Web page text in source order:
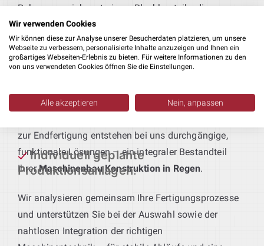
Rahmen – wir konstruieren Blechbauteile, die
passgenau an Ihre Fertigungsabläufe und
Qualitätsstandards angepasst sind.
Technik für maßgeschneiderte
Sie geben das Produkt vor – wir liefern die passende
zur Endfertigung entstehen bei uns durchgängige,
funktionale Lösungen – ein integraler Bestandteil
IhrerMaschinenbau Konstruktion in Regen.
Individuell geplante
Produktionsanlagen:
Wir analysieren gemeinsam Ihre Fertigungsprozesse
und unterstützen Sie bei der Auswahl sowie der
nahtlosen Integration der richtigen
Wir verwenden Cookies
Wir können diese zur Analyse unserer Besucherdaten platzieren, um unsere
Webseite zu verbessern, personalisierte Inhalte anzuzeigen und Ihnen ein
großartiges Webseiten-Erlebnis zu bieten. Für weitere Informationen zu den
von uns verwendeten Cookies öffnen Sie die Einstellungen.
Alle akzeptieren Nein, anpassen